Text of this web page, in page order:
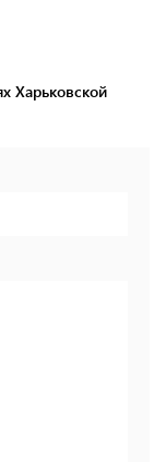
Харьковской